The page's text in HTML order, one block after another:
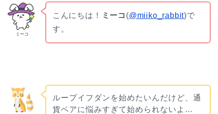
ミーコ
こんにちは！ ミーコ (@miiko_rabbit)で
す。
ループイフダンを始めたいんだけど、通
貨ペアに悩みすぎて始められないよ…